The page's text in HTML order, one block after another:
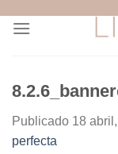
Publicado 18
perfecta